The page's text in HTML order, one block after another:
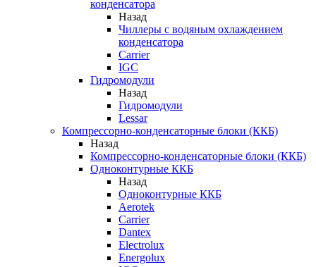
конденсатора
Назад
Чиллеры с водяным охлаждением
конденсатора
Carrier
IGC
Гидромодули
Назад
Гидромодули
Lessar
Компрессорно-конденсаторные блоки (ККБ)
Назад
Компрессорно-конденсаторные блоки (ККБ)
Одноконтурные ККБ
Назад
Одноконтурные ККБ
Aerotek
Carrier
Dantex
Electrolux
Energolux